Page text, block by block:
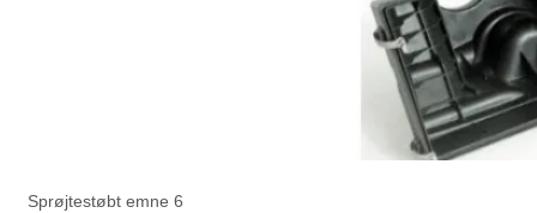
Sprøjtestøbt emne 6